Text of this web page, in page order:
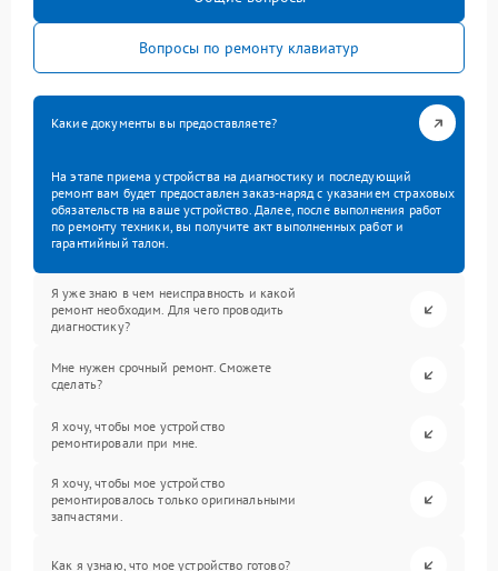
Вопросы по ремонту клавиатур
Какие документы вы предоставляете?
На этапе приема устройства на диагностику и последующий
ремонт вам будет предоставлен заказ-наряд с указанием страховых
обязательств на ваше устройство. Далее, после выполнения работ
по ремонту техники, вы получите акт выполненных работ и
гарантийный талон.
Я уже знаю в чем неисправность и какой
ремонт необходим. Для чего проводить
диагностику?
Мне нужен срочный ремонт. Сможете
сделать?
Я хочу, чтобы мое устройство
ремонтировали при мне.
Я хочу, чтобы мое устройство
ремонтировалось только оригинальными
запчастями.
Как я узнаю, что мое устройство готово?